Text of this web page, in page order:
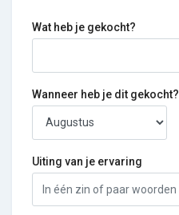
Wat heb je gekocht?
Wanneer heb je dit gekocht?
Uiting van je ervaring